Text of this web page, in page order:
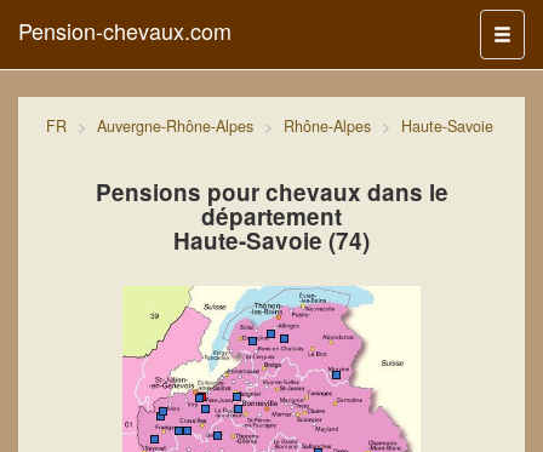
Menu
Pension-chevaux.com
FR Auvergne-Rhône-Alpes Rhône-Alpes Haute-Savoie
Pensions pour chevaux dans le
département
Haute-Savoie (74)